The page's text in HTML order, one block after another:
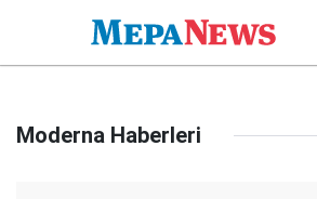
Moderna Haberleri